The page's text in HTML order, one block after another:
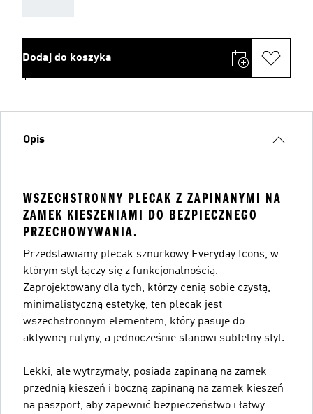
Dodaj do koszyka
Opis
WSZECHSTRONNY PLECAK Z ZAPINANYMI NA
ZAMEK KIESZENIAMI DO BEZPIECZNEGO
PRZECHOWYWANIA.
Przedstawiamy plecak sznurkowy Everyday Icons, w
którym styl łączy się z funkcjonalnością.
Zaprojektowany dla tych, którzy cenią sobie czystą,
minimalistyczną estetykę, ten plecak jest
wszechstronnym elementem, który pasuje do
aktywnej rutyny, a jednocześnie stanowi subtelny styl.
Lekki, ale wytrzymały, posiada zapinaną na zamek
przednią kieszeń i boczną zapinaną na zamek kieszeń
na paszport, aby zapewnić bezpieczeństwo i łatwy